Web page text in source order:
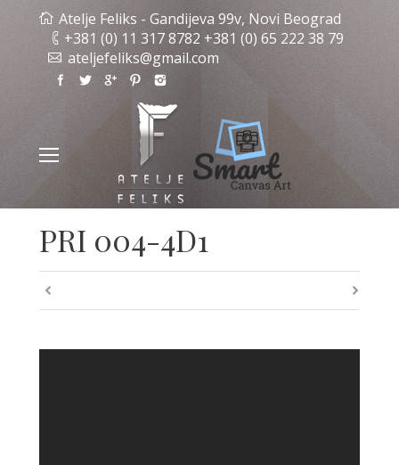
Atelje Feliks - Gandijeva 99v, Novi Beograd
+381 (0) 11 317 8782 +381 (0) 65 222 38 79
ateljefeliks@gmail.com
PRI 004-4D1